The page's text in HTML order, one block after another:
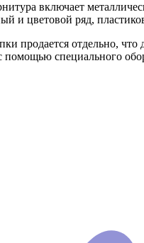
включает
и цветовой ряд,
продается отдельно,
помощью специального